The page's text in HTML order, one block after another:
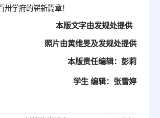
卅学府的崭新篇章！
本版文字由发规处提供
照片由黄维旻及发规处提供
本版责任编辑：彭莉
学生 编辑：张雪婷